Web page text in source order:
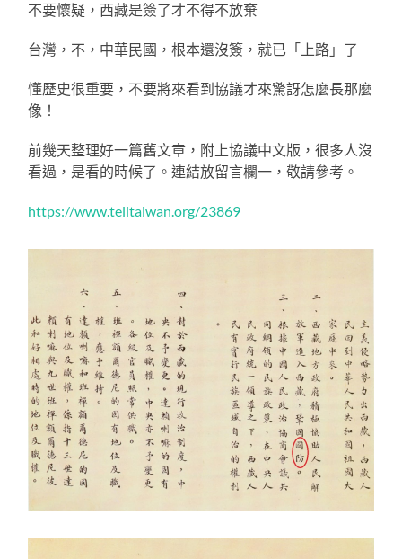
不要懷疑，西藏是簽了才不得不放棄
台灣，不，中華民國，根本還沒簽，就已「上路」了
懂歷史很重要，不要將來看到協議才來驚訝怎麼長那麼
像！
前幾天整理好一篇舊文章，附上協議中文版，很多人沒
看過，是看的時候了。連結放留言欄一，敬請參考。
https://www.telltaiwan.org/23869